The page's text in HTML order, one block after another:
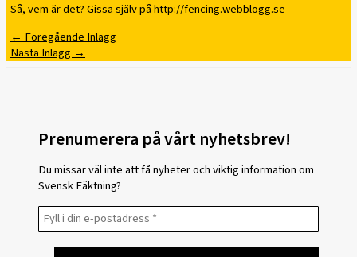
Så, vem är det? Gissa själv påhttp://fencing.webblogg.se
← Föregående Inlägg
Nästa Inlägg →
Prenumerera på vårt nyhetsbrev!
Du missar väl inte att få nyheter och viktig information om
Svensk Fäktning?